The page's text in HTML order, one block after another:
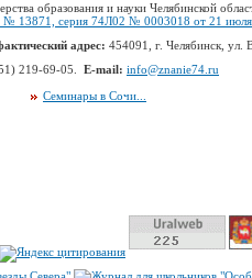
образования и науки Челябинской
№ 13871, серия 74Л02 № 0003018 от 21
адрес: 454091, г. Челябинск, ул.
219-69-05. E-mail: info@znanie74.ru
Семинары в Сочи...